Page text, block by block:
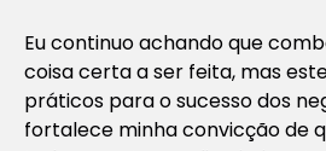
Eu continuo achando que
coisa certa a ser feita, mas
práticos para o sucesso dos
fortalece minha convicção de